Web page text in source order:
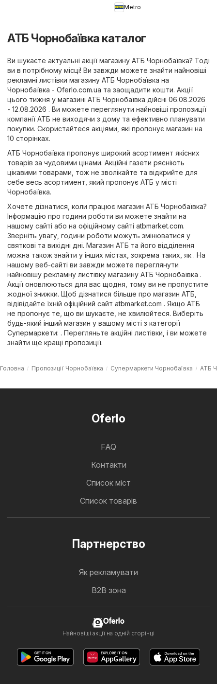
Metro
АТБ Чорнобаївка каталог
Ви шукаєте актуальні акції магазину АТБ Чорнобаївка? Тоді
ви в потрібному місці! Ви завжди можете знайти найновіші
рекламні листівки магазину АТБ Чорнобаївка на
Чорнобаївка - Oferlo.com.ua та заощадити кошти. Акції
цього тижня у магазині АТБ Чорнобаївка дійсні 06.08.2026
- 12.08.2026 . Ви можете переглянути найновіші пропозиції
компанії АТБ не виходячи з дому та ефективно планувати
покупки. Скористайтеся акціями, які пропонує магазин на
10 сторінках.
АТБ Чорнобаївка пропонує широкий асортимент якісних
товарів за чудовими цінами. Акційні газети рясніють
цікавими товарами, тож не зволікайте та відкрийте для
себе весь асортимент, який пропонує АТБ у місті
Чорнобаївка.
Хочете дізнатися, коли працює магазин АТБ Чорнобаївка?
Інформацію про години роботи ви можете знайти на
нашому сайті або на офіційному сайті atbmarket.com.
Зверніть увагу, години роботи можуть змінюватися у
святкові та вихідні дні. Магазин АТБ та його відділення
можна також знайти у інших містах, зокрема таких, як . На
нашому веб-сайті ви завжди можете переглянути
найновішу рекламну листівку магазину АТБ Чорнобаївка .
Акції оновлюються для вас щодня, тому ви не пропустите
жодної знижки. Щоб дізнатися більше про магазин АТБ,
відівідайте їхній офіційний сайт atbmarket.com . Якщо АТБ
не пропонує те, що ви шукаєте, не хвилюйтеся. Виберіть
будь-який інший магазин у вашому місті з категорії
Супермаркети: . Перегляньте акційні листівки, і ви можете
знайти ще кращі пропозиції.
Головна Пропозиції Чорнобаївка Супермаркети Чорнобаївка АТБ
Oferlo
FAQ
Контакти
Cписок міст
Список товарів
Партнерство
Як рекламувати
B2B зона
Oferlo
Найновіші акції на одній сторінці